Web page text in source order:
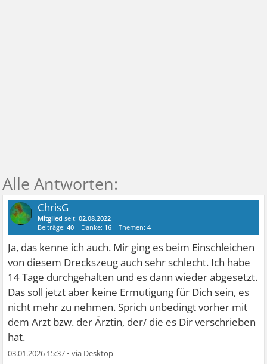
ChrisG
Mitglied seit:02.08.2022
Beiträge:40 Danke: 16 Themen:4
Ja, das kenne ich auch. Mir ging es beim Einschleichen
von diesem Dreckszeug auch sehr schlecht. Ich habe
14 Tage durchgehalten und es dann wieder abgesetzt.
Das soll jetzt aber keine Ermutigung für Dich sein, es
nicht mehr zu nehmen. Sprich unbedingt vorher mit
dem Arzt bzw. der Ärztin, der/ die es Dir verschrieben
hat.
03.01.2026 15:37 •